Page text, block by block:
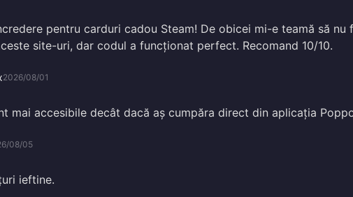
pentru carduri cadou Steam! De obicei mi-e teamă să nu
site-uri, dar codul a funcționat perfect. Recomand 10/10.
2026/08/01
mai accesibile decât dacă aș cumpăra direct din aplicația
08/05
ieftine.